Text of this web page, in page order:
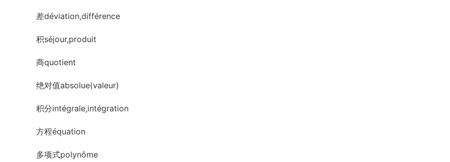
差déviation,différence
积séjour,produit
商quotient
绝对值absolue(valeur)
积分intégrale,intégration
方程équation
多项式polynôme